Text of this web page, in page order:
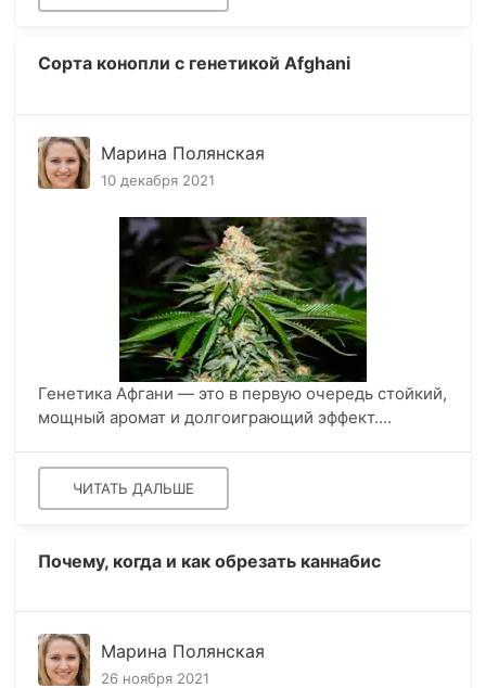
Сорта конопли с генетикой Afghani
Марина Полянская
10 декабря 2021
Генетика Афгани — это в первую очередь стойкий,
мощный аромат и долгоиграющий эффект....
ЧИТАТЬ ДАЛЬШЕ
Почему, когда и как обрезать каннабис
Марина Полянская
26 ноября 2021